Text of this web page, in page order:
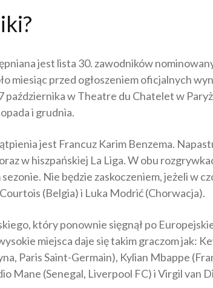
jest lista 30. zawodników
miesiąc przed ogłoszeniem oficjalnych
października w Theatre du Chatelet w
i grudnia.
jest Francuz Karim Benzema.
w hiszpańskiej La Liga. W obu
Nie będzie zaskoczeniem, jeżeli w
(Belgia) i Luka Modrić (Chorwacja).
który ponownie sięgnął po
miejsca daje się takim graczom jak:
Paris Saint-Germain), Kylian Mbappe
Mane (Senegal, Liverpool FC) i Virgil van